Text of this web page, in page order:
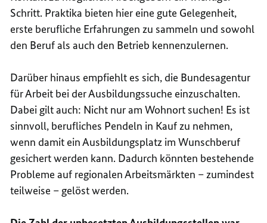
Schritt. Praktika bieten hier eine gute Gelegenheit,
erste berufliche Erfahrungen zu sammeln und sowohl
den Beruf als auch den Betrieb kennenzulernen.
Darüber hinaus empfiehlt es sich, die Bundesagentur
für Arbeit bei der Ausbildungssuche einzuschalten.
Dabei gilt auch: Nicht nur am Wohnort suchen! Es ist
sinnvoll, berufliches Pendeln in Kauf zu nehmen,
wenn damit ein Ausbildungsplatz im Wunschberuf
gesichert werden kann. Dadurch könnten bestehende
Probleme auf regionalen Arbeitsmärkten – zumindest
teilweise – gelöst werden.